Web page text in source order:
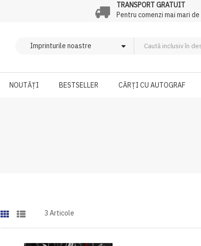
TRANSPORT GRATUIT
Pentru comenzi mai mari
NOUTĂȚI BESTSELLER CĂRȚI CU AUTOGRAF
3 Articole